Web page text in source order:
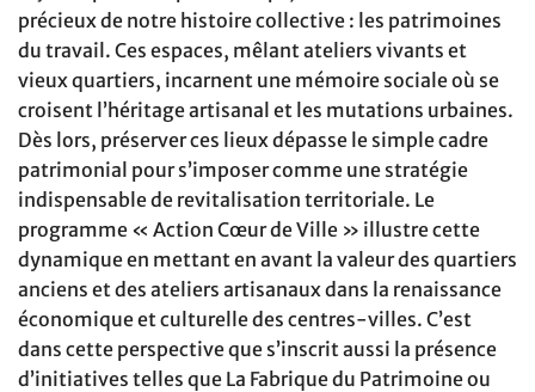
précieux de notre histoire collective : les patrimoines
du travail. Ces espaces, mêlant ateliers vivants et
vieux quartiers, incarnent une mémoire sociale où se
croisent l’héritage artisanal et les mutations urbaines.
Dès lors, préserver ces lieux dépasse le simple cadre
patrimonial pour s’imposer comme une stratégie
indispensable de revitalisation territoriale. Le
programme « Action Cœur de Ville » illustre cette
dynamique en mettant en avant la valeur des quartiers
anciens et des ateliers artisanaux dans la renaissance
économique et culturelle des centres-villes. C’est
dans cette perspective que s’inscrit aussi la présence
d’initiatives telles que La Fabrique du Patrimoine ou